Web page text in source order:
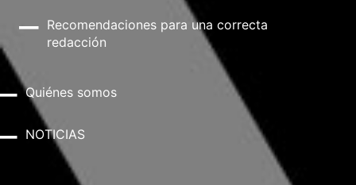
Recomendaciones para una correcta
redacción
Quiénes somos
NOTICIAS